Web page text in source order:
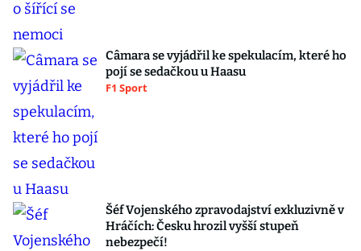
Câmara se vyjádřil ke spekulacím, které ho
pojí se sedačkou u Haasu
F1 Sport
Šéf Vojenského zpravodajství exkluzivně v
Hráčích: Česku hrozil vyšší stupeň
nebezpečí!